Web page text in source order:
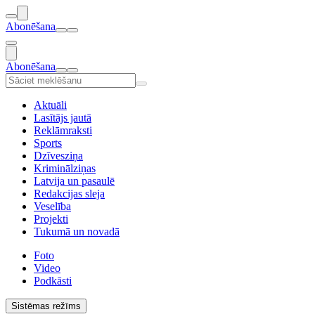
Abonēšana
Abonēšana
Aktuāli
Lasītājs jautā
Reklāmraksti
Sports
Dzīvesziņa
Kriminālziņas
Latvija un pasaulē
Redakcijas sleja
Veselība
Projekti
Tukumā un novadā
Foto
Video
Podkāsti
Sistēmas režīms